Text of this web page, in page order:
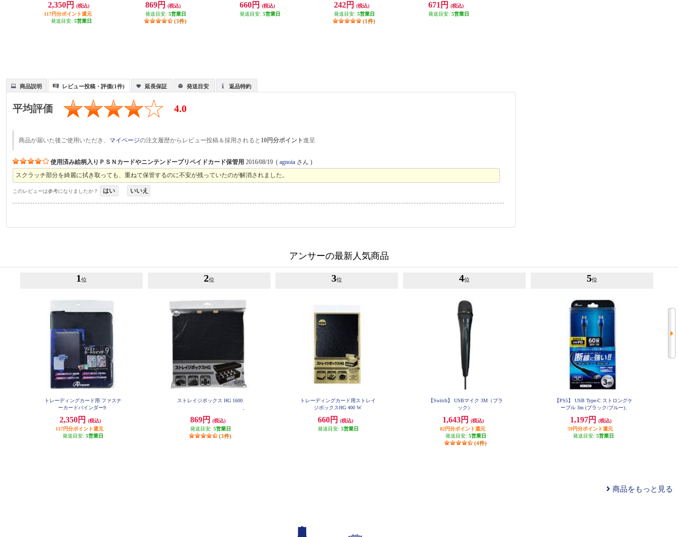
2,350円
(税込)
117円分ポイント還元
発送目安: 5営業日
869円
(税込)
発送目安: 5営業日
(3件)
660円
(税込)
発送目安: 5営業日
242円
(税込)
発送目安: 5営業日
(1件)
671円
(税込)
発送目安: 5営業日
商品説明 レビュー投稿・評価(1件) 延長保証 発送目安 返品特約
平均評価 4.0
商品が届いた後ご使用いただき、 マイページの注文履歴からレビュー投稿＆採用されると 10円分ポイント進呈
使用済み絵柄入りＰＳＮカードやニンテンドープリペイドカード保管用 2016/08/19 (agnoia さん )
スクラッチ部分を綺麗に拭き取っても、重ねて保管するのに不安が残っていたのが解消されました。
このレビューは参考になりましたか？ はい いいえ
アンサーの最新人気商品
1 位
トレーディングカード用 ファスナ
ーカードバインダー9
2,350円
(税込)
117円分ポイント還元
発送目安: 5営業日
2位
ストレイジボックス HG 1600
869円
(税込)
発送目安: 5営業日
(3件)
3位
トレーディングカード用ストレイ
ジボックスHG 400 W
660円
(税込)
発送目安: 5営業日
4位
【Switch】 USBマイク 3M（ブラ
ック）
1,643円
(税込)
82円分ポイント還元
発送目安: 5営業日
(4件)
5位
【PS5】 USB Type-C ストロングケ
ーブル 3m (ブラック/ブルー)
1,197円
(税込)
59円分ポイント還元
発送目安: 5営業日
商品をもっと見る